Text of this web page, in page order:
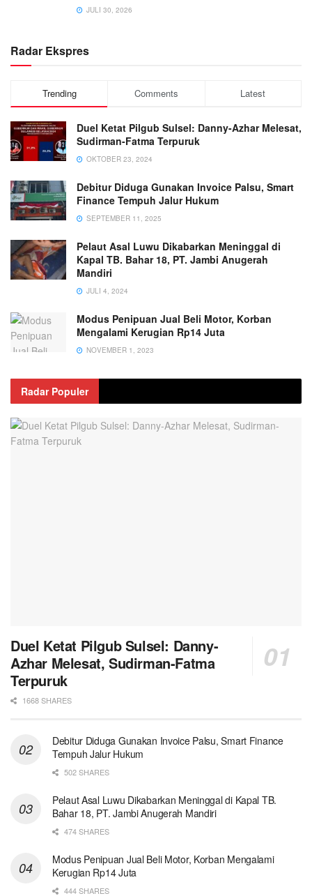
JULI 30, 2026
Radar Ekspres
Trending Comments Latest
Duel Ketat Pilgub Sulsel: Danny-Azhar Melesat,
Sudirman-Fatma Terpuruk
OKTOBER 23, 2024
Debitur Diduga Gunakan Invoice Palsu, Smart
Finance Tempuh Jalur Hukum
SEPTEMBER 11, 2025
Pelaut Asal Luwu Dikabarkan Meninggal di
Kapal TB. Bahar 18, PT. Jambi Anugerah
Mandiri
JULI 4, 2024
Modus Penipuan Jual Beli Motor, Korban
Mengalami Kerugian Rp14 Juta
NOVEMBER 1, 2023
Radar Populer
Duel Ketat Pilgub Sulsel: Danny-
Azhar Melesat, Sudirman-Fatma
Terpuruk
1668 SHARES
Debitur Diduga Gunakan Invoice Palsu, Smart Finance
Tempuh Jalur Hukum
502 SHARES
Pelaut Asal Luwu Dikabarkan Meninggal di Kapal TB.
Bahar 18, PT. Jambi Anugerah Mandiri
474 SHARES
Modus Penipuan Jual Beli Motor, Korban Mengalami
Kerugian Rp14 Juta
444 SHARES